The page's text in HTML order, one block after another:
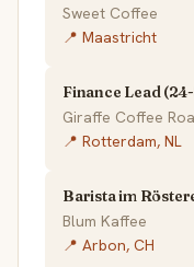
Sweet Coffee
📍 Maastricht
Finance Lead
Giraffe Coffee
📍 Rotterdam, NL
Barista im
Blum Kaffee
📍 Arbon, CH